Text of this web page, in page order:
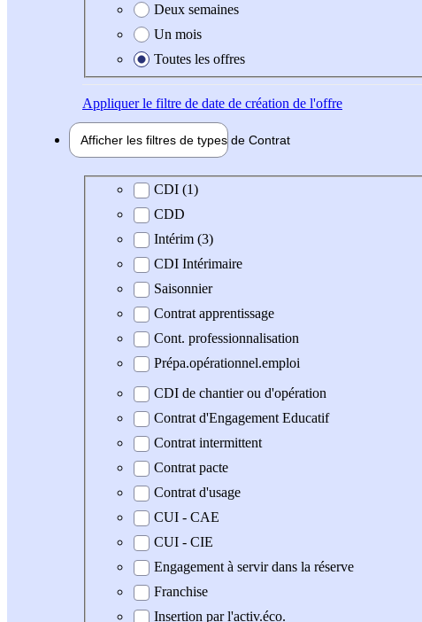
Deux semaines
Un mois
Toutes les offres
Appliquerle filtre de date de création de l'offre
Afficher les filtres de types de Contrat
Type de contrat
CDI (1)
CDD
Intérim (3)
CDI Intérimaire
Saisonnier
Contrat apprentissage
Cont. professionnalisation
Prépa.opérationnel.emploi
CDI de chantier ou d'opération
Contrat d'Engagement Educatif
Contrat intermittent
Contrat pacte
Contrat d'usage
CUI - CAE
CUI - CIE
Engagement à servir dans la réserve
Franchise
Insertion par l'activ.éco.